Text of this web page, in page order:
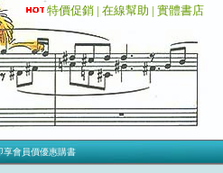
特價促銷 | 在線幫助 | 實體書店
享會員價優惠購書